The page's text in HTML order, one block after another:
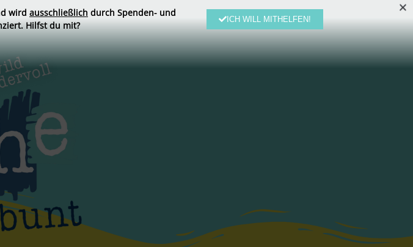
wird ausschließlich durch Spenden- und
Hilfst du mit?
ICH WILL MITHELFEN!